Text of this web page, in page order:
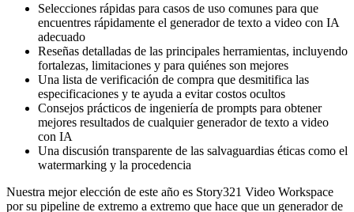
Selecciones rápidas para casos de uso comunes para que
encuentres rápidamente el generador de texto a video con IA
adecuado
Reseñas detalladas de las principales herramientas, incluyendo
fortalezas, limitaciones y para quiénes son mejores
Una lista de verificación de compra que desmitifica las
especificaciones y te ayuda a evitar costos ocultos
Consejos prácticos de ingeniería de prompts para obtener
mejores resultados de cualquier generador de texto a video
con IA
Una discusión transparente de las salvaguardias éticas como el
watermarking y la procedencia
Nuestra mejor elección de este año es Story321 Video Workspace
por su pipeline de extremo a extremo que hace que un generador de